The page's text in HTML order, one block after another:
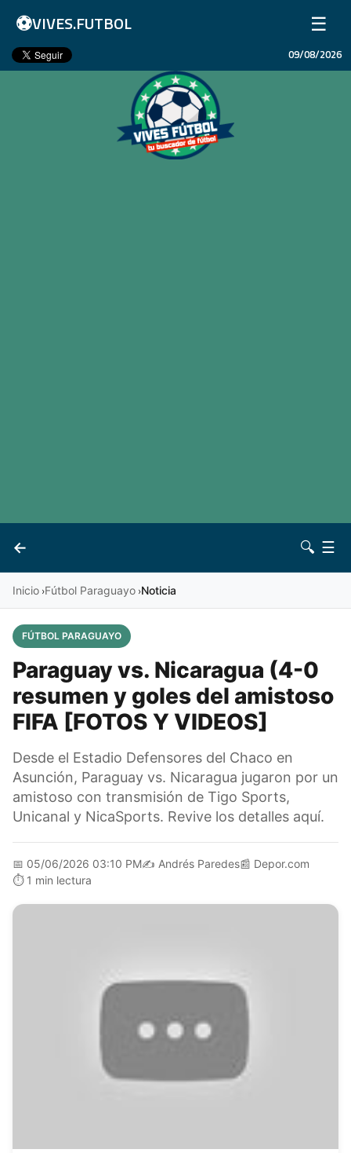
⚽VIVES.FUTBOL ☰
Inicio
09/08/2026
←
Vives 🔍 ☰
Inicio ›Fútbol Paraguayo ›Noticia
FÚTBOL PARAGUAYO
Paraguay vs. Nicaragua (4-0
resumen y goles del amistoso
FIFA [FOTOS Y VIDEOS]
Desde el Estadio Defensores del Chaco en
Asunción, Paraguay vs. Nicaragua jugaron por un
amistoso con transmisión de Tigo Sports,
Unicanal y NicaSports. Revive los detalles aquí.
📅 05/06/2026 03:10 PM✍️ Andrés Paredes📰 Depor.com
⏱️ 1 min lectura